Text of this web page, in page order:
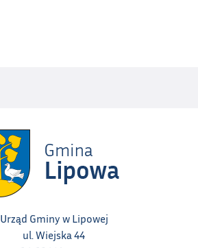
Urząd Gminy w Lipowej
ul. Wiejska 44